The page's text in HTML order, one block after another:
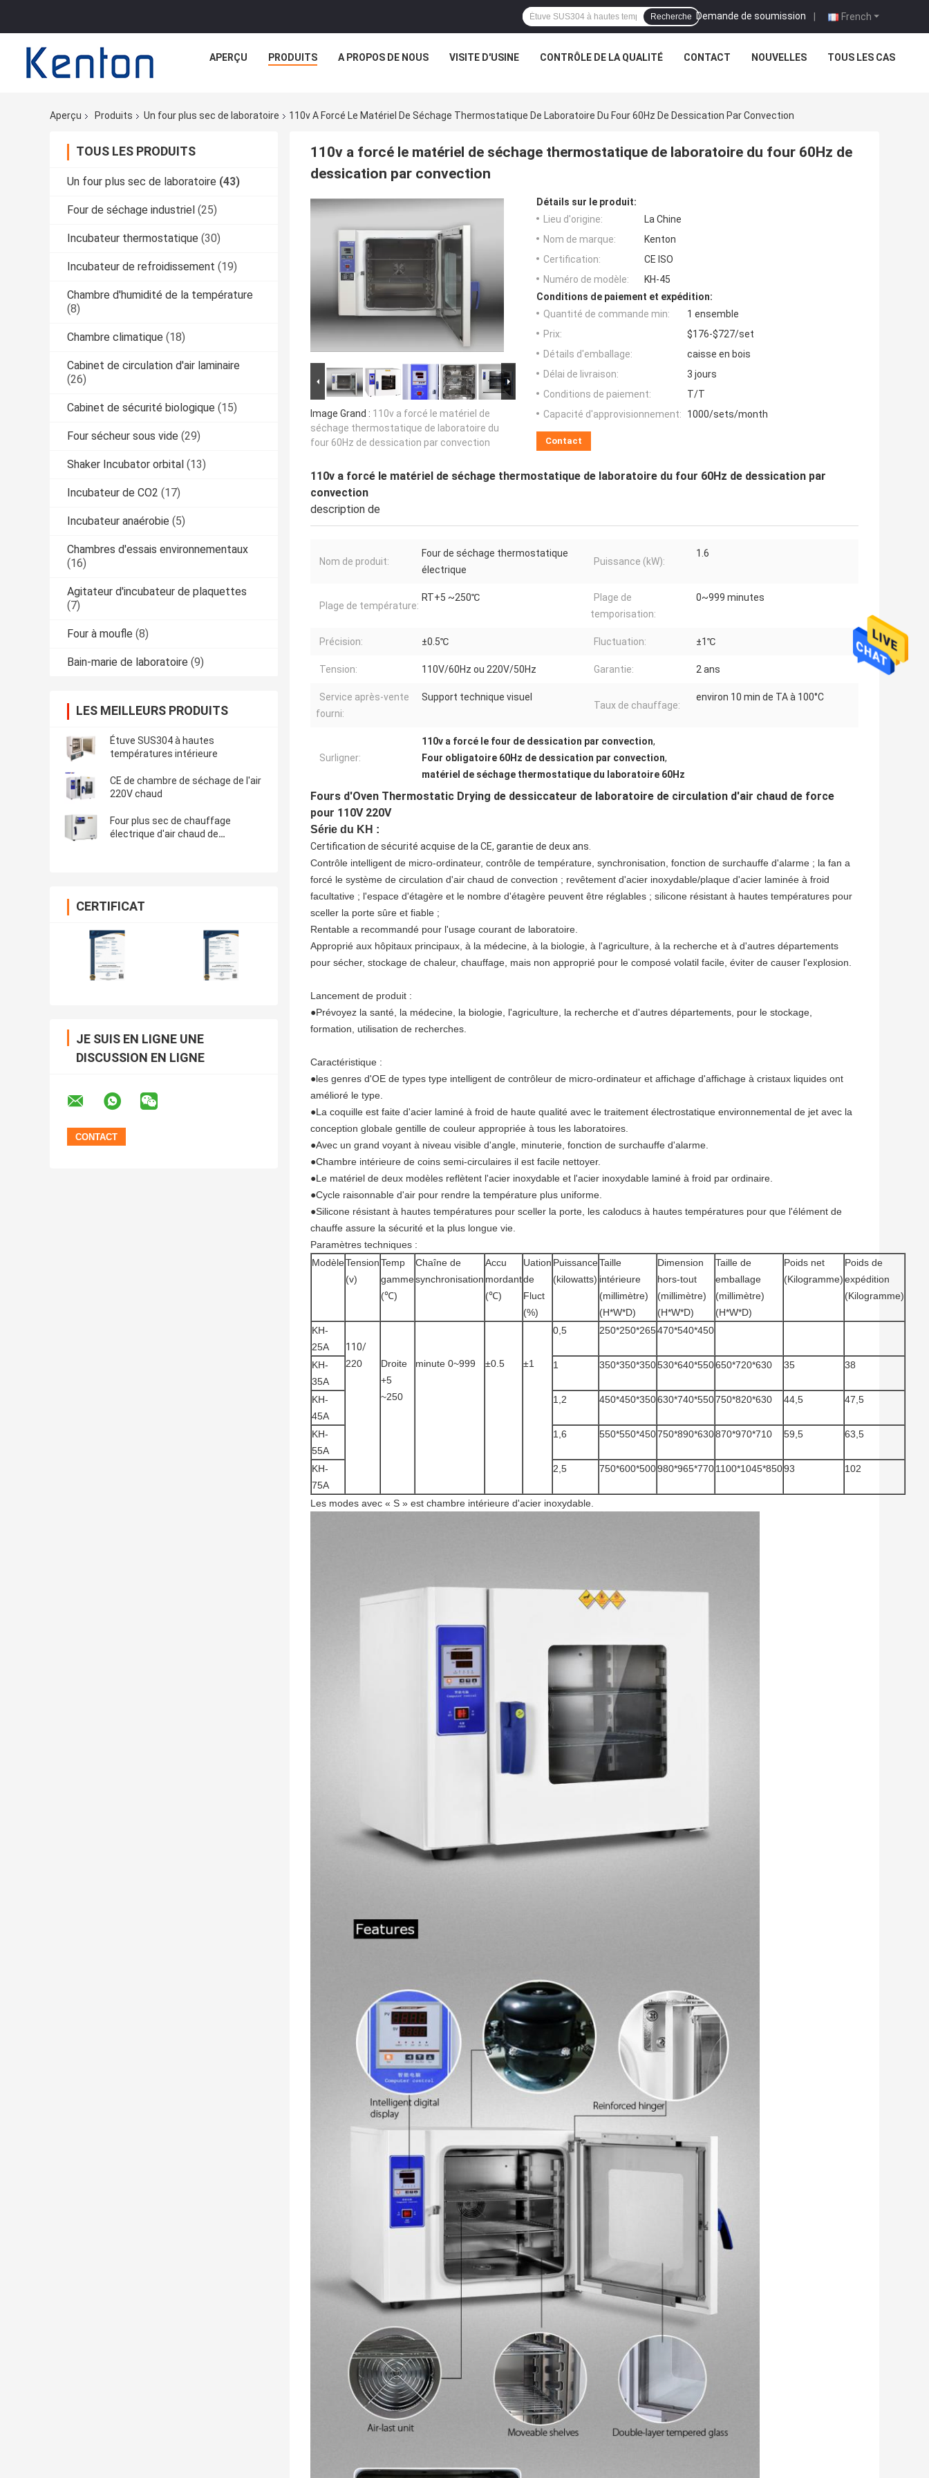
French
Demande de soumission |
Recherche
APERÇU PRODUITS A PROPOS DE NOUS VISITE D'USINE CONTRÔLE DE LA QUALITÉ CONTACT NOUVELLES TOUS LES CAS
Aperçu Produits Un four plus sec de laboratoire 110v A Forcé Le Matériel De Séchage Thermostatique De Laboratoire Du Four 60Hz De Dessication Par Convection
TOUS LES PRODUITS
Un four plus sec de laboratoire (43)
Four de séchage industriel (25)
Incubateur thermostatique (30)
Incubateur de refroidissement (19)
Chambre d'humidité de la température
(8)
Chambre climatique (18)
Cabinet de circulation d'air laminaire
(26)
Cabinet de sécurité biologique (15)
Four sécheur sous vide (29)
Shaker Incubator orbital (13)
Incubateur de CO2 (17)
Incubateur anaérobie (5)
Chambres d'essais environnementaux
(16)
Agitateur d'incubateur de plaquettes
(7)
Four à moufle (8)
Bain-marie de laboratoire (9)
LES MEILLEURS PRODUITS
Étuve SUS304 à hautes
températures intérieure
CE de chambre de séchage de l'air
220V chaud
Four plus sec de chauffage
électrique d'air chaud de
CERTIFICAT
JE SUIS EN LIGNE UNE
DISCUSSION EN LIGNE
110v a forcé le matériel de séchage thermostatique de laboratoire du four 60Hz de
dessication par convection
Image Grand : 110v a forcé le matériel de
séchage thermostatique de laboratoire du
four 60Hz de dessication par convection
Détails sur le produit:
Lieu d'origine:
La Chine
Nom de marque:
Kenton
Certification:
CE ISO
Numéro de modèle:
KH-45
Conditions de paiement et expédition:
Quantité de commande min:
1 ensemble
Prix:
$176-$727/set
Détails d'emballage:
caisse en bois
Délai de livraison:
3 jours
Conditions de paiement:
T/T
Capacité d'approvisionnement:
1000/sets/month
Contact
110v a forcé le matériel de séchage thermostatique de laboratoire du four 60Hz de dessication par
convection
description de
Nom de produit:
Four de séchage thermostatique
électrique
Puissance (kW):
1.6
Plage de température:
RT+5 ~250℃
Plage de
temporisation:
0~999 minutes
Précision: ±0.5℃ Fluctuation: ±1℃
Tension: 110V/60Hz ou 220V/50Hz Garantie: 2 ans
Service après-vente
fourni:
Support technique visuel
Taux de chauffage:
environ 10 min de TA à 100°C
Surligner:
110v a forcé le four de dessication par convection,
Four obligatoire 60Hz de dessication par convection,
matériel de séchage thermostatique du laboratoire 60Hz
Fours d'Oven Thermostatic Drying de dessiccateur de laboratoire de circulation d'air chaud de force
pour 110V 220V
Série du KH :
Certification de sécurité acquise de la CE, garantie de deux ans.
Contrôle intelligent de micro-ordinateur, contrôle de température, synchronisation, fonction de surchauffe d'alarme ; la fan a
forcé le système de circulation d'air chaud de convection ; revêtement d'acier inoxydable/plaque d'acier laminée à froid
facultative ; l'espace d'étagère et le nombre d'étagère peuvent être réglables ; silicone résistant à hautes températures pour
sceller la porte sûre et fiable ;
Rentable a recommandé pour l'usage courant de laboratoire.
Approprié aux hôpitaux principaux, à la médecine, à la biologie, à l'agriculture, à la recherche et à d'autres départements
pour sécher, stockage de chaleur, chauffage, mais non approprié pour le composé volatil facile, éviter de causer l'explosion.
Lancement de produit :
●Prévoyez la santé, la médecine, la biologie, l'agriculture, la recherche et d'autres départements, pour le stockage,
formation, utilisation de recherches.
Caractéristique :
●les genres d'OE de types type intelligent de contrôleur de micro-ordinateur et affichage d'affichage à cristaux liquides ont
amélioré le type.
●La coquille est faite d'acier laminé à froid de haute qualité avec le traitement électrostatique environnemental de jet avec la
conception globale gentille de couleur appropriée à tous les laboratoires.
●Avec un grand voyant à niveau visible d'angle, minuterie, fonction de surchauffe d'alarme.
●Chambre intérieure de coins semi-circulaires il est facile nettoyer.
●Le matériel de deux modèles reflètent l'acier inoxydable et l'acier inoxydable laminé à froid par ordinaire.
●Cycle raisonnable d'air pour rendre la température plus uniforme.
●Silicone résistant à hautes températures pour sceller la porte, les caloducs à hautes températures pour que l'élément de
chauffe assure la sécurité et la plus longue vie.
Paramètres techniques :
ModèleTension
(v)
Temp
gamme
(℃)
Chaîne de
synchronisation
Accu
mordant
(℃)
Uation
de
Fluct
(%)
Puissance
(kilowatts)
Taille
intérieure
(millimètre)
(H*W*D)
Dimension
hors-tout
(millimètre)
(H*W*D)
Taille de
emballage
(millimètre)
(H*W*D)
Poids net
(Kilogramme)
Poids de
expédition
(Kilogramme)
KH-
25A
110/
220
Droite
+5
~250
minute 0~999 ±0.5 ±1
0,5 250*250*265470*540*450
KH-
35A
1 350*350*350530*640*550650*720*630 35 38
KH-
45A
1,2 450*450*350630*740*550750*820*630 44,5 47,5
KH-
55A
1,6 550*550*450750*890*630870*970*710 59,5 63,5
KH-
75A
2,5 750*600*500980*965*7701100*1045*85093 102
Les modes avec « S » est chambre intérieure d'acier inoxydable.